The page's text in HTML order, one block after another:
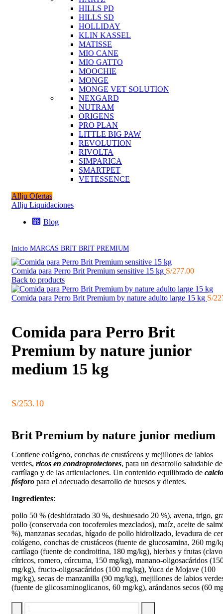
HILLS PD
HILLS SD
HOLLIDAY
KLIN KASSEL
MATISSE
MIO CANE
MIO GATTO
MOOCHIE
MONGE
MONGE VET SOLUTION
NEXGARD
NUTRAM
ORIGENS
PRO PLAN
LITTLE BIG PAW
REVOLUTION
RIVOLTA
SIMPARICA
SMARTPET
VETESSENCE
Allju Ofertas
Allju Liquidaciones
Blog
Click to enlarge
Inicio MARCAS BRIT BRIT PREMIUM
Comida para Perro Brit Premium sensitive 15 kg S/277.00
Back to products
Comida para Perro Brit Premium by nature adulto large 15 kg S/
Comida para Perro Brit
Premium by nature junior
medium 15 kg
S/253.10
Brit Premium by nature junior medium
Contiene colágeno, conchas de crustáceos y mejillones de labios
verdes, ricos en condroprotectores, para un desarrollo saludable
cartílago y de las articulaciones. Un contenido equilibrado de
fósforo para el adecuado desarrollo de huesos y dientes.
Ingredientes:
pollo 50 % (deshidratado 30 %, deshuesado 20 %), avena, trigo,
pollo (conservada con tocoferoles mezclados), maíz, aceite de
%), manzanas secadas, hígado de pollo hidrolizado, levadura de
colágeno, conchas de crustáceos (fuente de glucosamina, 260 mg/
cartílago (fuente de condroitina, 180 mg/kg), hierbas y frutas
cítricos, romero, cúrcuma, 150 mg/kg), manano-oligosacáridos
mg/kg), fructo-oligosacáridos (100 mg/kg), Yuca de Mojave (100
mg/kg), secas de manzanilla (90 mg/kg), mejillones de labios
(fuente de glicosaminoglicanos, 60 mg/kg), arándanos secos (60